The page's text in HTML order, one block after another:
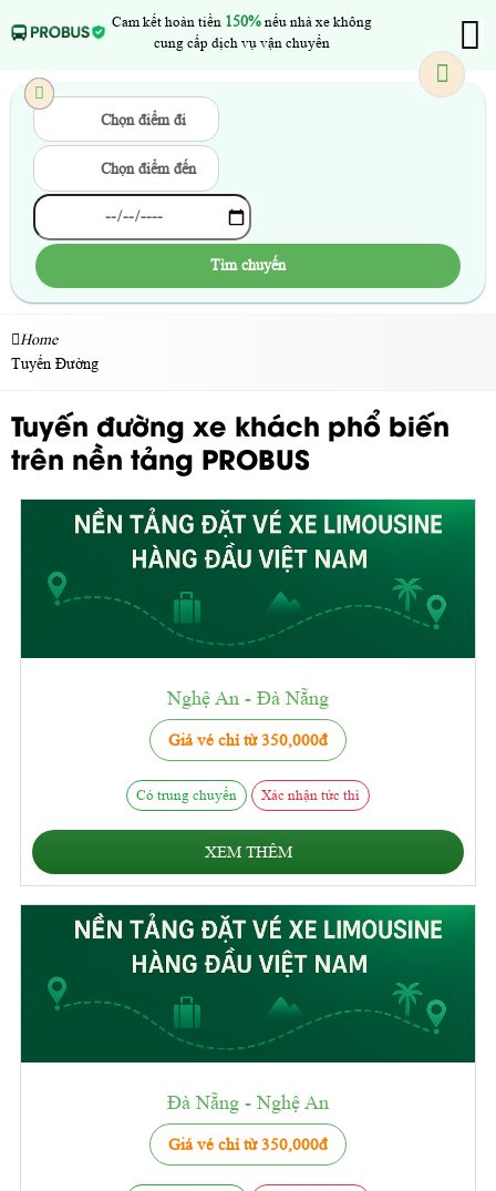
Cam kết hoàn tiền 150% nếu nhà xe không
cung cấp dịch vụ vận chuyển
Chọn điểm đi
Chọn điểm đến
Tìm chuyến
Home
Tuyến Đường
Tuyến đường xe khách phổ biến
trên nền tảng PROBUS
Nghệ An - Đà Nẵng
Giá vé chỉ từ 350,000đ
Có trung chuyển Xác nhận tức thì
XEM THÊM
Đà Nẵng - Nghệ An
Giá vé chỉ từ 350,000đ